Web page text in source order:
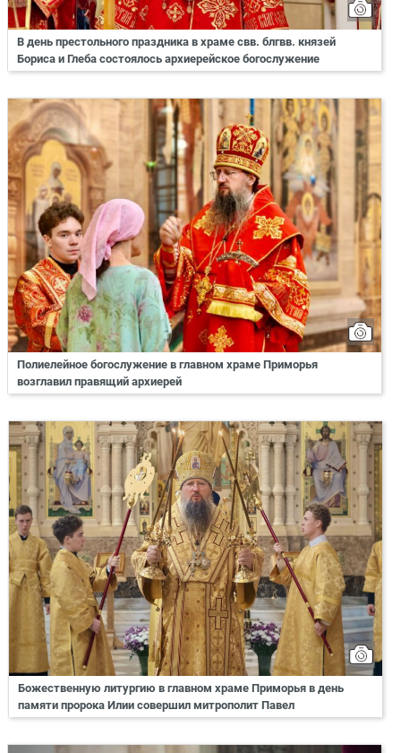
В день престольного праздника в храме свв. блгвв. князей
Бориса и Глеба состоялось архиерейское богослужение
Полиелейное богослужение в главном храме Приморья
возглавил правящий архиерей
Божественную литургию в главном храме Приморья в день
памяти пророка Илии совершил митрополит Павел